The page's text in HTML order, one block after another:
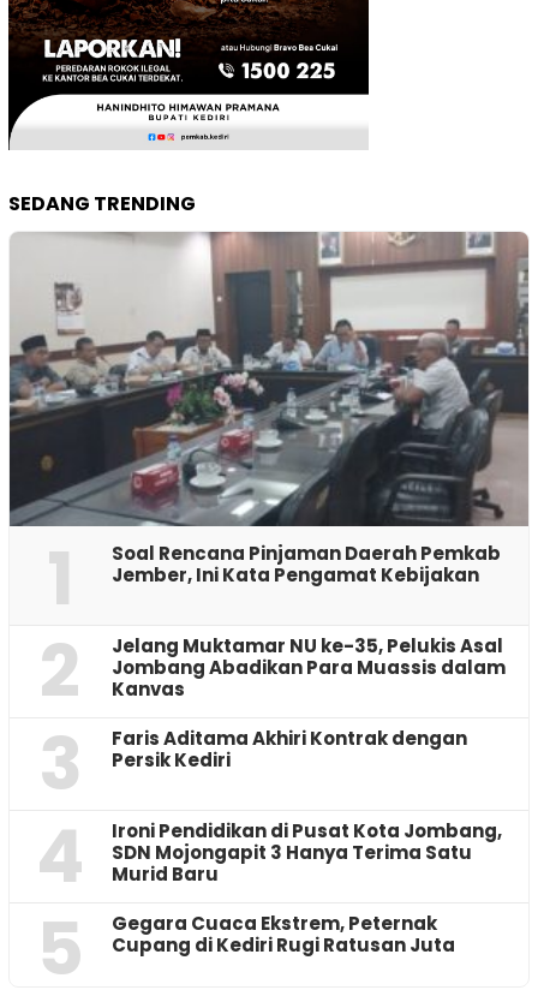
SEDANG TRENDING
1
‎Soal Rencana Pinjaman Daerah Pemkab
Jember, Ini Kata Pengamat Kebijakan ‎
2
Jelang Muktamar NU ke-35, Pelukis Asal
Jombang Abadikan Para Muassis dalam
Kanvas
3
Faris Aditama Akhiri Kontrak dengan
Persik Kediri
4
Ironi Pendidikan di Pusat Kota Jombang,
SDN Mojongapit 3 Hanya Terima Satu
Murid Baru
5
‎Gegara Cuaca Ekstrem, Peternak
Cupang di Kediri Rugi Ratusan Juta